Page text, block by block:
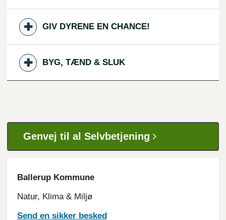
GIV DYRENE EN CHANCE!
BYG, TÆND & SLUK
Genvej til al Selvbetjening
Ballerup Kommune
Natur, Klima & Miljø
Send en sikker besked